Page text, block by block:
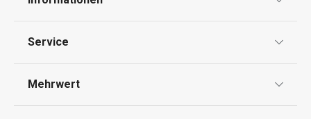
Impressum
Service
Mehrwert